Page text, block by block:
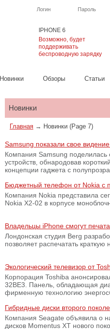
IPHONE 6
Возможно, будет
поддерживать
беспроводную зарядку
Логин Пароль
Новинки Обзоры Cтатьи
Новинки
Главная → Новинки (Page 7)
Samsung показали свое
Компания Samsung
устройств, обнародовав
концепции гаджета с
Бюджетный телефон от Nokia с
Компания Nokia представила
Nokia X2-02 в корпусе
Владельцы iPhone смогут
Лондонская студия Berg
позволяет распечатать
Экологический телевизор от
Корпорация Toshiba
32BE3. Панель, обладающая
фирменную технологию
Гибридные диски второго
Компания Seagate объявила о
дисков Momentus XT нового